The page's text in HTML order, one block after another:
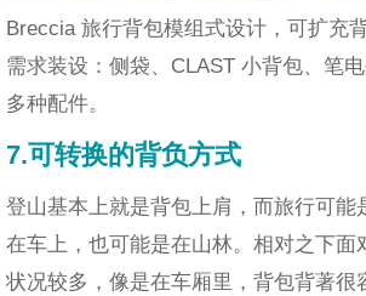
Breccia 旅行背包模组式设计，可扩充
需求装设：侧袋、CLAST 小背包、笔
多种配件。
7.可转换的背负方式
登山基本上就是背包上肩，而旅行可能
在车上，也可能是在山林。相对之下面
状况较多，像是在车厢里，背包背著很